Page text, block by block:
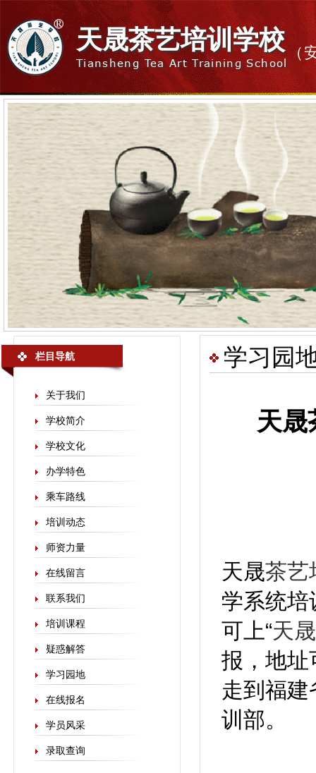
天晟茶艺培训学校
Tiansheng Tea Art Training School
（
栏目导航
关于我们
学校简介
学校文化
办学特色
乘车路线
培训动态
师资力量
在线留言
联系我们
培训课程
疑惑解答
学习园地
在线报名
学员风采
录取查询
学习园
天晟
天晟茶艺
学系统培
可上“天
报，地址
走到福
训部。